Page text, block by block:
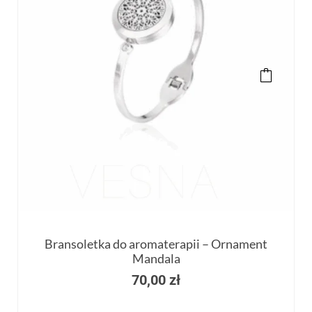
Bransoletka do aromaterapii – Ornament
Mandala
70,00 zł